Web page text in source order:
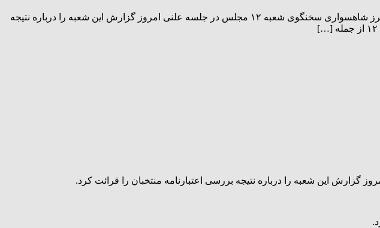
اعتبارنامه غلامرضا تاجگردون منتخب گچساران تایید شد. به گزارش رسانه نشر تعلیم و به نقل از ایسنا، فرامرز شاهسواری سخنگوی شعبه ۱۲ مجلس در جلسه علنی امروز گزارش این شعبه را درباره نتیجه